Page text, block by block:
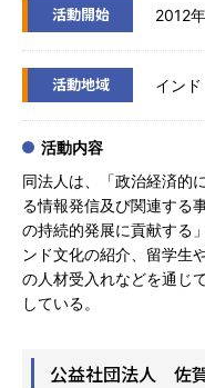
活動開始 2012
活動地域 イン
活動内容
同法人は、「政治経済的
る情報発信及び関連する
の持続的発展に貢献する
ンド文化の紹介、留学生
の人材受入れなどを通じ
している。
公益社団法人 佐